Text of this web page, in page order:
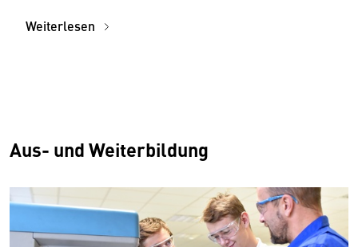
Weiterlesen
Aus- und Weiterbildung